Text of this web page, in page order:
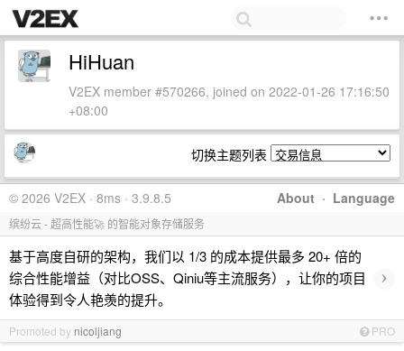
HiHuan
V2EX member #570266, joined on 2022-01-26 17:16:50
+08:00
切换主题列表
About · Language
© 2026 V2EX · 8ms · 3.9.8.5
缤纷云 - 超高性能🚀 的智能对象存储服务
基于高度自研的架构，我们以 1/3 的成本提供最多 20+ 倍的
综合性能增益（对比OSS、Qiniu等主流服务），让你的项目
体验得到令人艳羡的提升。
›
Promoted by nicoljiang PRO